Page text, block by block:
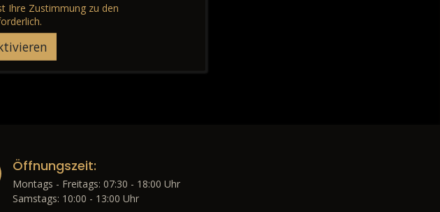
Ihre Zustimmung zu den
Öffnungszeit:
Montags - Freitags: 07:30 - 18:00 Uhr
Samstags: 10:00 - 13:00 Uhr